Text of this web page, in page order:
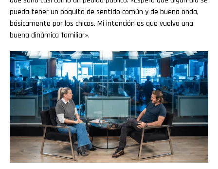
pueda tener un poquito de sentido común y de buena onda,
básicamente por los chicos. Mi intención es que vuelva una
buena dinámica familiar».